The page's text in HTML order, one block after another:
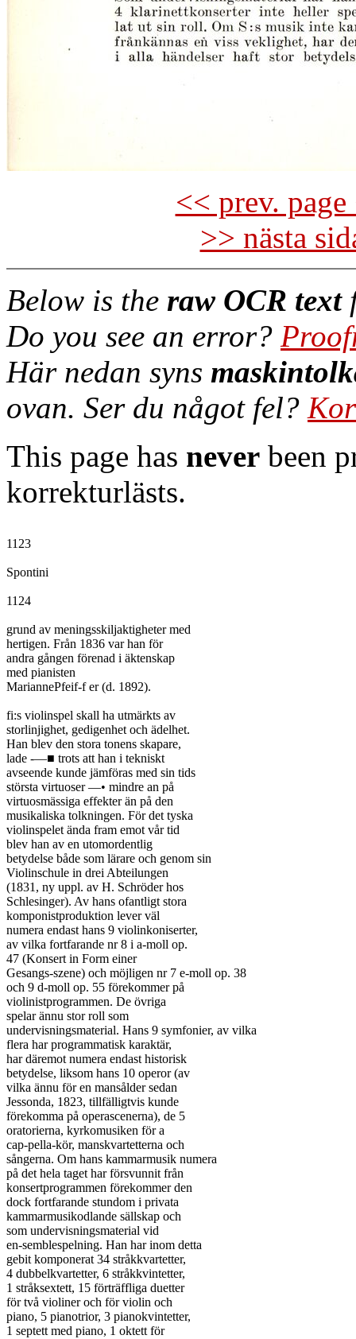
<< prev.
>> nästa
Below is the raw OCR text
Do you see an error?
Här nedan syns
ovan. Ser du något fel?
This page has never been
korrekturlästs.
1123
Spontini
1124
grund av meningsskiljaktigheter med
hertigen. Från 1836 var han för
andra gången förenad i äktenskap
med pianisten
MariannePfeif-f er (d. 1892).
fi:s violinspel skall ha utmärkts av
storlinjighet, gedigenhet och ädelhet.
Han blev den stora tonens skapare,
lade -—■ trots att han i tekniskt
avseende kunde jämföras med sin tids
största virtuoser —• mindre an på
virtuosmässiga effekter än på den
musikaliska tolkningen. För det tyska
violinspelet ända fram emot vår tid
blev han av en utomordentlig
betydelse både som lärare och genom sin
Violinschule in drei Abteilungen
(1831, ny uppl. av H. Schröder hos
Schlesinger). Av hans ofantligt stora
komponistproduktion lever väl
numera endast hans 9 violinkoniserter,
av vilka fortfarande nr 8 i a-moll op.
47 (Konsert in Form einer
Gesangs-szene) och möjligen nr 7 e-moll op. 38
och 9 d-moll op. 55 förekommer på
violinistprogrammen. De övriga
spelar ännu stor roll som
undervisningsmaterial. Hans 9 symfonier, av vilka
flera har programmatisk karaktär,
har däremot numera endast historisk
betydelse, liksom hans 10 operor (av
vilka ännu för en mansålder sedan
Jessonda, 1823, tillfälligtvis kunde
förekomma på operascenerna), de 5
oratorierna, kyrkomusiken för a
cap-pella-kör, manskvartetterna och
sångerna. Om hans kammarmusik numera
på det hela taget har försvunnit från
konsertprogrammen förekommer den
dock fortfarande stundom i privata
kammarmusikodlande sällskap och
som undervisningsmaterial vid
en-semblespelning. Han har inom detta
gebit komponerat 34 stråkkvartetter,
4 dubbelkvartetter, 6 stråkkvintetter,
1 stråksextett, 15 förträffliga duetter
för två violiner och för violin och
piano, 5 pianotrior, 3 pianokvintetter,
1 septett med piano, 1 oktett för